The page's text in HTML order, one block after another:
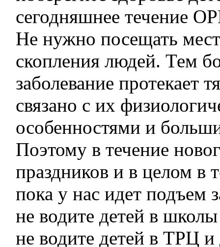
сегодняшнее течение
Не нужно посещать
скопления людей. Тем
заболевание протекает
связано с их
особенностями и
Поэтому в течение
праздников и в целом в
пока у нас идет подъем
не водите детей в
не водите детей в ТРЦ и